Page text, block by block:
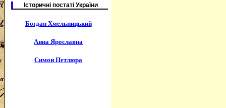
Історичні постаті України
Богдан Хмельницький
Анна Ярославна
Симон Петлюра